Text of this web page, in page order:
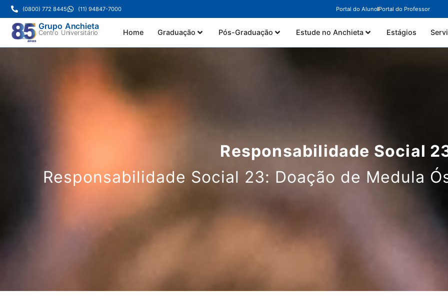
(0800) 772 8445 (11) 94847-7000 Portal do Aluno Portal do Professor
Grupo Anchieta
Centro Universitário Home Graduação Pós-Graduação Estude no Anchieta Estágios
Responsabilidade Social
Responsabilidade Social 23: Doação de Medula